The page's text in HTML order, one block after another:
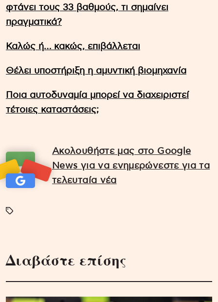
φτάνει τους 33 βαθμούς, τι σημαίνει
πραγματικά?
Καλώς ή… κακώς, επιβάλλεται
Θέλει υποστήριξη η αμυντική βιομηχανία
Ποια αυτοδυναμία μπορεί να διαχειριστεί
τέτοιες καταστάσεις;
Ακολουθήστε μας στο Google
News για να ενημερώνεστε για τα
τελευταία νέα
Διαβάστε επίσης